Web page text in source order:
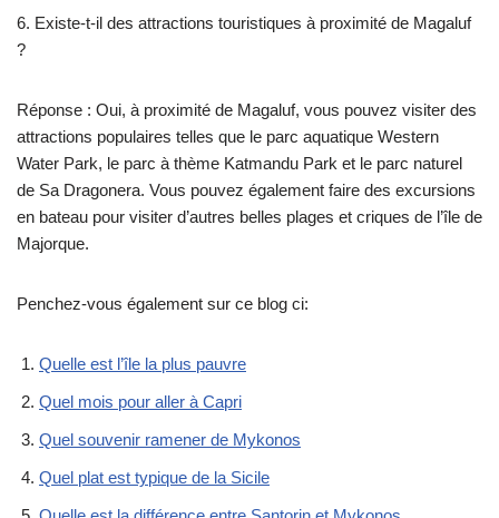
6. Existe-t-il des attractions touristiques à proximité de Magaluf
?
Réponse : Oui, à proximité de Magaluf, vous pouvez visiter des
attractions populaires telles que le parc aquatique Western
Water Park, le parc à thème Katmandu Park et le parc naturel
de Sa Dragonera. Vous pouvez également faire des excursions
en bateau pour visiter d’autres belles plages et criques de l’île de
Majorque.
Penchez-vous également sur ce blog ci:
Quelle est l’île la plus pauvre
Quel mois pour aller à Capri
Quel souvenir ramener de Mykonos
Quel plat est typique de la Sicile